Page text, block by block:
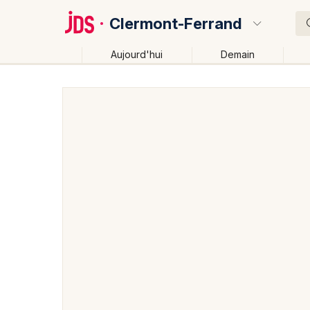
Clermont-Ferrand
Aujourd'hui Demain